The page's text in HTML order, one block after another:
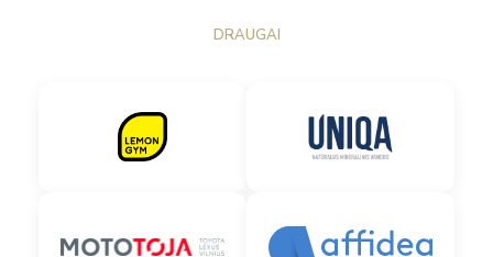
DRAUGAI